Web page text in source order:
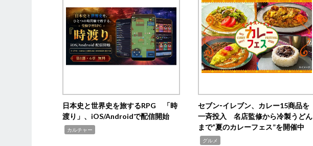
日本史と世界史を旅するRPG 「時
渡り」、iOS/Androidで配信開始
カルチャー
セブン‐イレブン、カレー15商品を
一斉投入 名店監修から冷製うどん
まで“夏のカレーフェス”を開催中
グルメ